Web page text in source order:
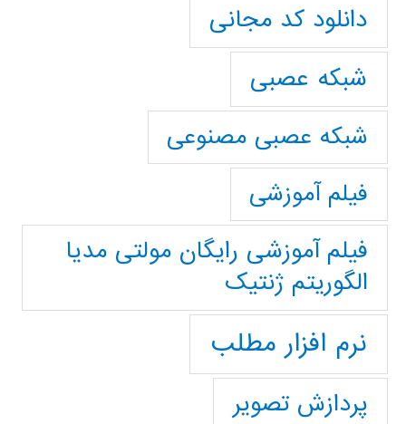
دانلود کد مجانی
شبکه عصبی
شبکه عصبی مصنوعی
فیلم آموزشی
فیلم آموزشی رایگان مولتی مدیا
الگوریتم ژنتیک
نرم افزار مطلب
پردازش تصویر